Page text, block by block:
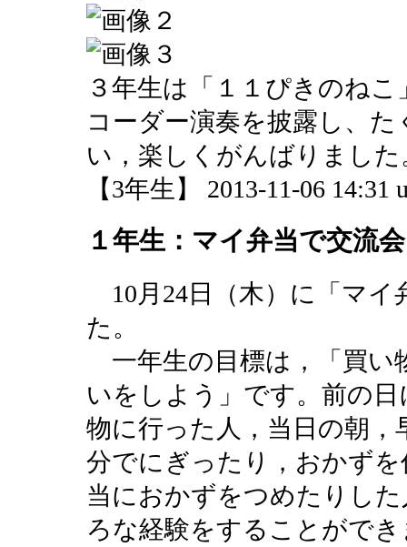
３年生は「１１ぴきのね
コーダー演奏を披露し、
い，楽しくがんばりました
【3年生】 2013-11-06 14:31
１年生：マイ弁当で交流会
10月24日（木）に「マイ
た。
一年生の目標は，「買い
いをしよう」です。前の
物に行った人，当日の朝
分でにぎったり，おかず
当におかずをつめたりし
ろな経験をすることがで